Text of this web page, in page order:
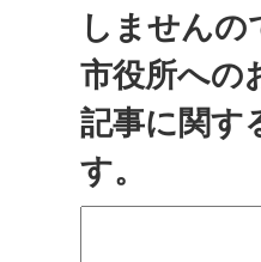
しません
市役所への
記事に関す
す。